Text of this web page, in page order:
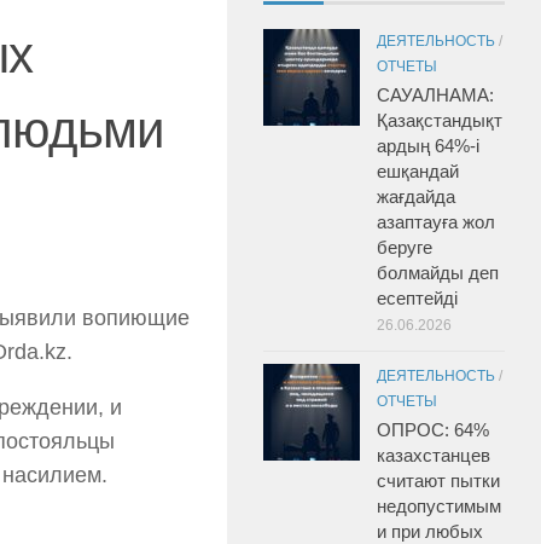
вопиющие
и
ДЕЯТЕЛЬНОСТЬ /
ОТЧЕТЫ
САУАЛНАМА:
Қазақстандықт
ардың 64%-і
ешқандай
жағдайда
азаптауға жол
беруге
болмайды деп
есептейді
26.06.2026
ДЕЯТЕЛЬНОСТЬ /
ОТЧЕТЫ
ОПРОС: 64%
казахстанцев
считают пытки
недопустимым
и при любых